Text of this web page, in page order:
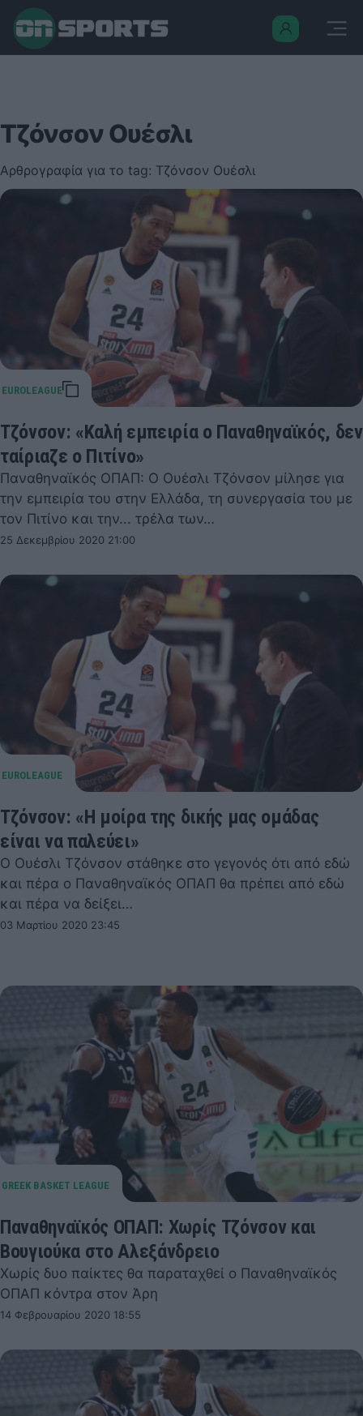
Τζόνσον Ουέσλι
Αρθρογραφία για το tag: Τζόνσον Ουέσλι
Τζόνσον: «Καλή εμπειρία ο Παναθηναϊκός, δεν
ταίριαζε ο Πιτίνο»
Παναθηναϊκός ΟΠΑΠ: Ο Ουέσλι Τζόνσον μίλησε για
την εμπειρία του στην Ελλάδα, τη συνεργασία του με
τον Πιτίνο και την... τρέλα των…
25 Δεκεμβρίου 2020 21:00
Τζόνσον: «Η μοίρα της δικής μας ομάδας
είναι να παλεύει»
Ο Ουέσλι Τζόνσον στάθηκε στο γεγονός ότι από εδώ
και πέρα ο Παναθηναϊκός ΟΠΑΠ θα πρέπει από εδώ
και πέρα να δείξει…
03 Μαρτίου 2020 23:45
Παναθηναϊκός ΟΠΑΠ: Χωρίς Τζόνσον και
Βουγιούκα στο Αλεξάνδρειο
Χωρίς δυο παίκτες θα παραταχθεί ο Παναθηναϊκός
ΟΠΑΠ κόντρα στον Άρη
14 Φεβρουαρίου 2020 18:55